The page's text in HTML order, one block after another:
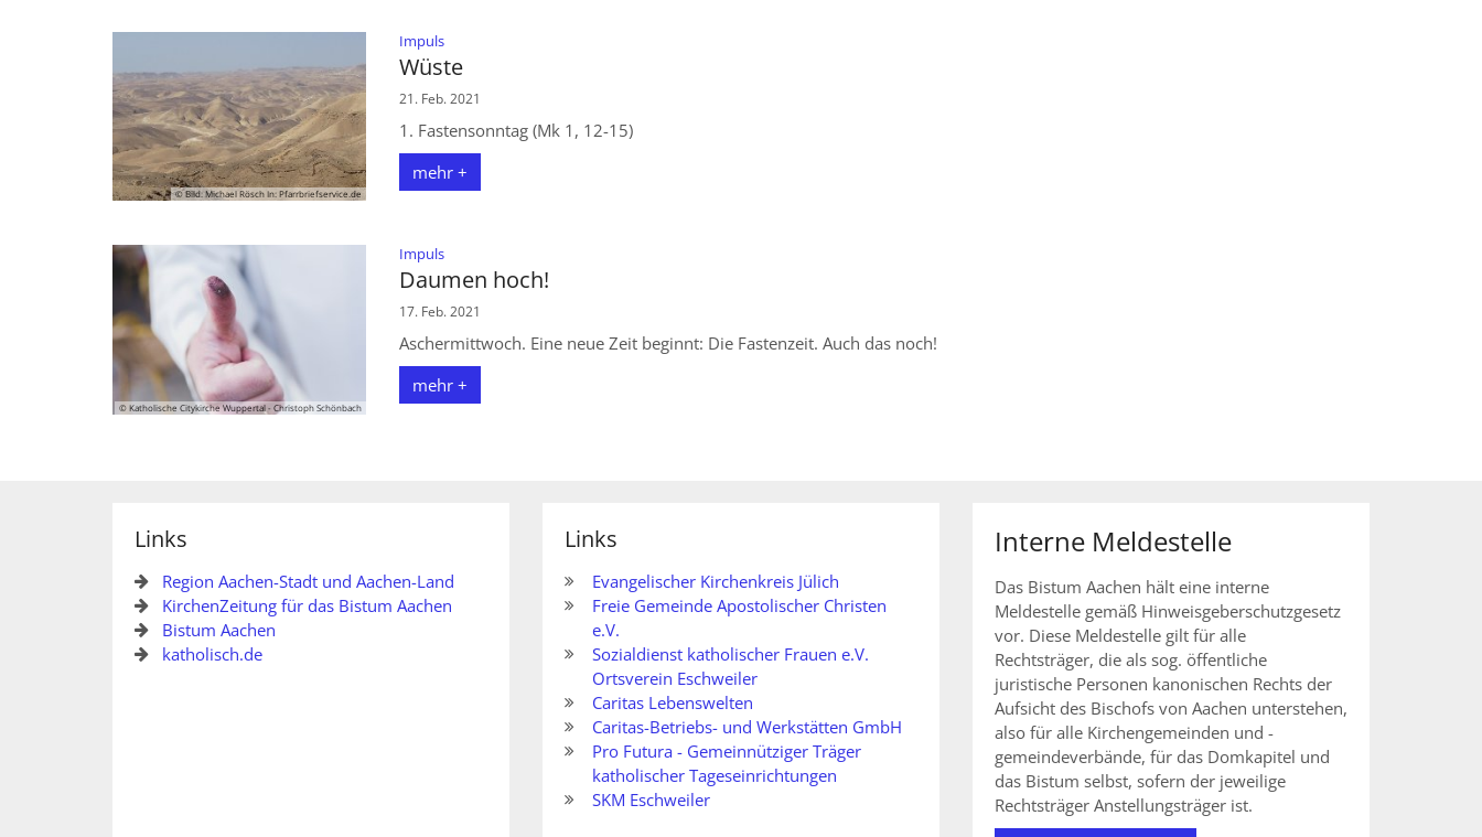
© Bild: Michael Rösch In: Pfarrbriefservice.de
Impuls:
Wüste
21. Feb. 2021
1. Fastensonntag (Mk 1, 12-15)
mehr +
© Katholische Citykirche Wuppertal - Christoph Schönbach
Impuls:
Daumen hoch!
17. Feb. 2021
Aschermittwoch. Eine neue Zeit beginnt: Die Fastenzeit. Auch das noch!
mehr +
Links
Region Aachen-Stadt und Aachen-Land
KirchenZeitung für das Bistum Aachen
Bistum Aachen
katholisch.de
Links
Evangelischer Kirchenkreis Jülich
Freie Gemeinde Apostolischer Christen
e.V.
Sozialdienst katholischer Frauen e.V.
Ortsverein Eschweiler
Caritas Lebenswelten
Caritas-Betriebs- und Werkstätten GmbH
Pro Futura - Gemeinnütziger Träger
katholischer Tageseinrichtungen
SKM Eschweiler
Interne Meldestelle
Das Bistum Aachen hält eine interne
Meldestelle gemäß Hinweisgeberschutzgesetz
vor. Diese Meldestelle gilt für alle
Rechtsträger, die als sog. öffentliche
juristische Personen kanonischen Rechts der
Aufsicht des Bischofs von Aachen unterstehen,
also für alle Kirchengemeinden und -
gemeindeverbände, für das Domkapitel und
das Bistum selbst, sofern der jeweilige
Rechtsträger Anstellungsträger ist.